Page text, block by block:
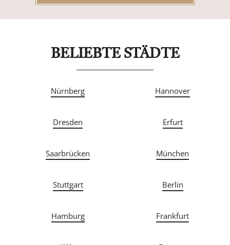
BELIEBTE STÄDTE
Nürnberg Hannover
Dresden Erfurt
Saarbrücken München
Stuttgart Berlin
Hamburg Frankfurt